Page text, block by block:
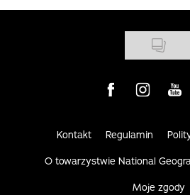
Visit us on Facebook
Visit us on
Visit
Kontakt Regulamin
O towarzystwie National
Moje zgody